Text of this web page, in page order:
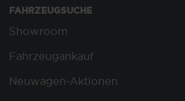
FAHRZEUGSUCHE
Showroom
Fahrzeugankauf
Neuwagen-Aktionen